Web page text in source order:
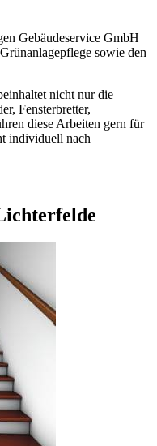
Gebäudeservice GmbH
sowie den
nicht nur die
Fensterbretter,
diese Arbeiten gern für
individuell nach